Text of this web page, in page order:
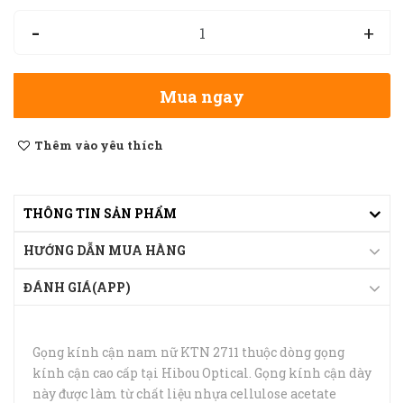
- +
Mua ngay
Thêm vào yêu thích
THÔNG TIN SẢN PHẨM
HƯỚNG DẪN MUA HÀNG
ĐÁNH GIÁ(APP)
Gọng kính cận nam nữ KTN 2711 thuộc dòng gọng
kính cận cao cấp tại Hibou Optical. Gọng kính cận dày
này được làm từ chất liệu nhựa cellulose acetate